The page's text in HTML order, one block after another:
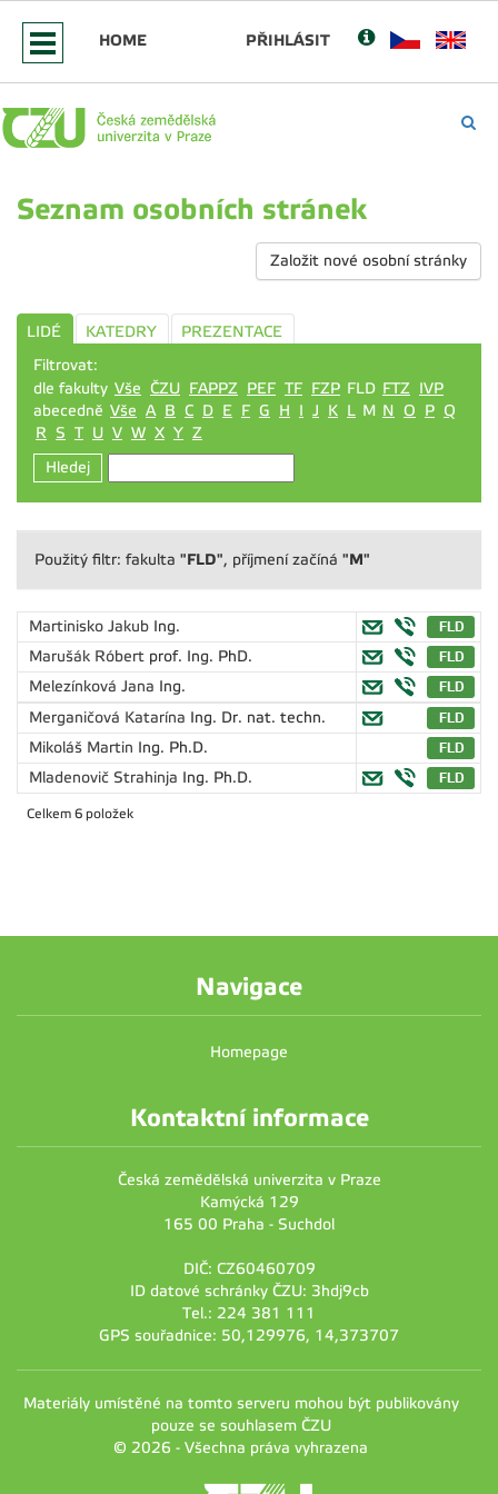
HOME PŘIHLÁSIT
Seznam osobních stránek
Založit nové osobní stránky
LIDÉ KATEDRY
PREZENTACE
Filtrovat:
dle fakulty Vše ČZU FAPPZ PEF TF FZP FLD FTZ IVP
abecedně Vše A B C D E F G H I J K L M N O P Q
R S T U V W X Y Z
Hledej
Použitý filtr: fakulta "FLD", příjmení začíná "M"
Martinisko Jakub Ing.
Marušák Róbert prof. Ing. PhD.
Melezínková Jana Ing.
Merganičová Katarína Ing. Dr. nat. techn.
Mikoláš Martin Ing. Ph.D.
Mladenovič Strahinja Ing. Ph.D.
Celkem 6 položek
Navigace
Homepage
Kontaktní informace
Česká zemědělská univerzita v Praze
Kamýcká 129
165 00 Praha - Suchdol
DIČ: CZ60460709
ID datové schránky ČZU: 3hdj9cb
Tel.: 224 381 111
GPS souřadnice: 50,129976, 14,373707
Materiály umístěné na tomto serveru mohou být publikovány
pouze se souhlasem ČZU
© 2026 - Všechna práva vyhrazena